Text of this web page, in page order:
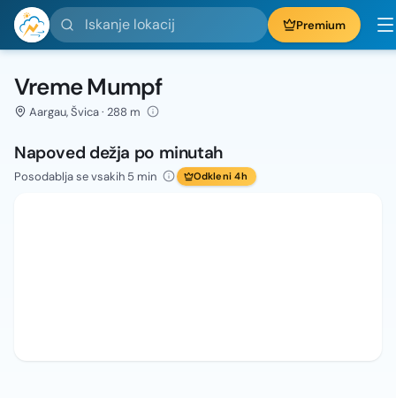
Iskanje lokacij Premium
Vreme Mumpf
Aargau, Švica · 288 m
Napoved dežja po minutah
Posodablja se vsakih 5 min Odkleni 4h